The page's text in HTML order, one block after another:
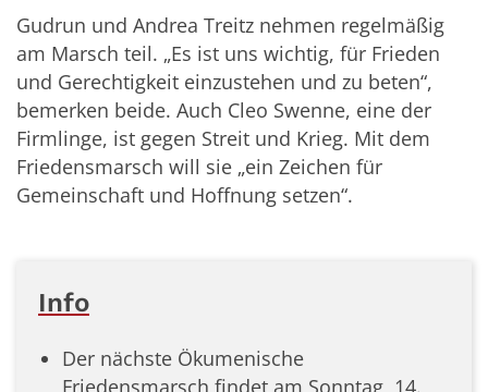
Gudrun und Andrea Treitz nehmen regelmäßig
am Marsch teil. „Es ist uns wichtig, für Frieden
und Gerechtigkeit einzustehen und zu beten“,
bemerken beide. Auch Cleo Swenne, eine der
Firmlinge, ist gegen Streit und Krieg. Mit dem
Friedensmarsch will sie „ein Zeichen für
Gemeinschaft und Hoffnung setzen“.
Info
Der nächste Ökumenische
Friedensmarsch findet am Sonntag, 14.